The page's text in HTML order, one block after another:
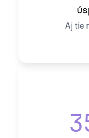
Aj tie